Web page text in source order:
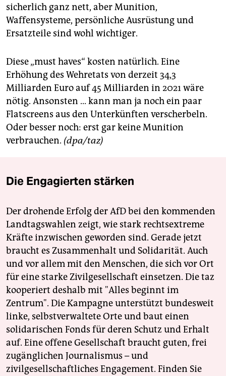
verlag
veranstaltungen
fragen & hilfe
unterstützen
abo
genossenschaft
sicherlich ganz nett, aber Munition,
Waffensysteme, persönliche Ausrüstung und
Ersatzteile sind wohl wichtiger.
Diese „must haves“ kosten natürlich. Eine
Erhöhung des Wehretats von derzeit 34,3
Milliarden Euro auf 45 Milliarden in 2021 wäre
nötig. Ansonsten ... kann man ja noch ein paar
Flatscreens aus den Unterkünften verscherbeln.
Oder besser noch: erst gar keine Munition
verbrauchen. (dpa/taz)
Die Engagierten stärken
Der drohende Erfolg der AfD bei den kommenden
Landtagswahlen zeigt, wie stark rechtsextreme
Kräfte inzwischen geworden sind. Gerade jetzt
braucht es Zusammenhalt und Solidarität. Auch
und vor allem mit den Menschen, die sich vor Ort
für eine starke Zivilgesellschaft einsetzen. Die taz
kooperiert deshalb mit "Alles beginnt im
Zentrum". Die Kampagne unterstützt bundesweit
linke, selbstverwaltete Orte und baut einen
solidarischen Fonds für deren Schutz und Erhalt
auf. Eine offene Gesellschaft braucht guten, frei
zugänglichen Journalismus – und
zivilgesellschaftliches Engagement. Finden Sie